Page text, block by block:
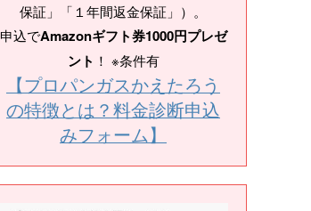
保証」「１年間返金保証」）。
申込でAmazonギフト券1000円プレゼ
ント ！ ※条件有
【プロパンガスかえたろう
の特徴とは？料金診断申込
みフォーム】